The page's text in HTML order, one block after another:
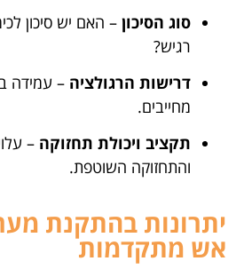
סוג הסיכון – האם יש סיכון
רגיש?
דרישות הרגולציה – עמידה
מחייבים.
תקציב ויכולת תחזוקה –
והתחזוקה השוטפת.
יתרונות בהתקנת
אש מתקדמות